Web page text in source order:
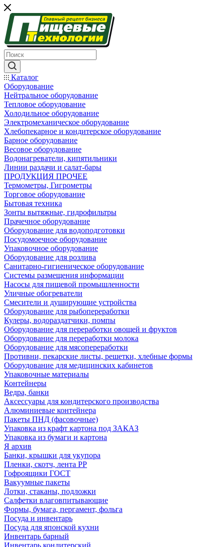
Каталог
Оборудование
Нейтральное оборудование
Тепловое оборудование
Холодильное оборудование
Электромеханическое оборудование
Хлебопекарное и кондитерское оборудование
Барное оборудование
Весовое оборудование
Водонагреватели, кипятильники
Линии раздачи и салат-бары
ПРОДУКЦИЯ ПРОЧЕЕ
Термометры, Гигрометры
Торговое оборудование
Бытовая техника
Зонты вытяжные, гидрофильтры
Прачечное оборудование
Оборудование для водоподготовки
Посудомоечное оборудование
Упаковочное оборудование
Оборудование для розлива
Санитарно-гигиеническое оборудование
Системы размещения информации
Насосы для пищевой промышленности
Уличные обогреватели
Смесители и душирующие устройства
Оборудование для рыбопереработки
Кулеры, водораздатчики, помпы
Оборудование для переработки овощей и фруктов
Оборудование для переработки молока
Оборудование для мясопереработки
Противни, пекарские листы, решетки, хлебные формы
Оборудование для медицинских кабинетов
Упаковочные материалы
Контейнеры
Ведра, банки
Аксессуары для кондитерского производства
Алюминиевые контейнера
Пакеты ПНД (фасовочные)
Упаковка из крафт картона под ЗАКАЗ
Упаковка из бумаги и картона
Я архив
Банки, крышки для укупора
Пленки, скотч, лента РР
Гофроящики ГОСТ
Вакуумные пакеты
Лотки, стаканы, подложки
Салфетки влаговпитывающие
Формы, бумага, пергамент, фольга
Посуда и инвентарь
Посуда для японской кухни
Инвентарь барный
Инвентарь кондитерский